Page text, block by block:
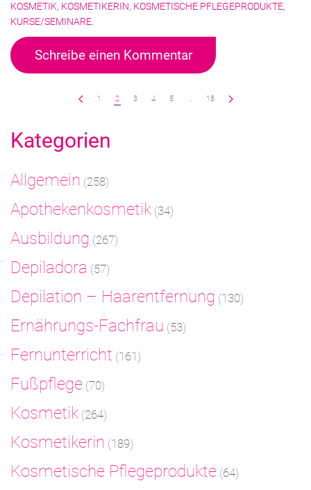
KOSMETIK, KOSMETIKERIN, KOSMETISCHE PFLEGEPRODUKTE,
KURSE/SEMINARE
Schreibe einen Kommentar
1 2 3 4 5 … 18
Kategorien
Allgemein (258)
Apothekenkosmetik (34)
Ausbildung (267)
Depiladora (57)
Depilation – Haarentfernung (130)
Ernährungs-Fachfrau (53)
Fernunterricht (161)
Fußpflege (70)
Kosmetik (264)
Kosmetikerin (189)
Kosmetische Pflegeprodukte (64)